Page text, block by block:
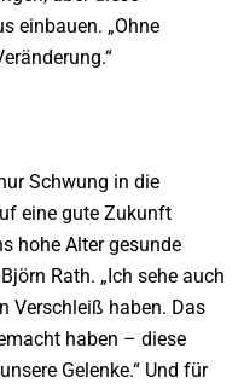
einbauen. „Ohne
Schwung in die
eine gute Zukunft
hohe Alter gesunde
Rath. „Ich sehe auch
Verschleiß haben. Das
haben – diese
Gelenke.“ Und für